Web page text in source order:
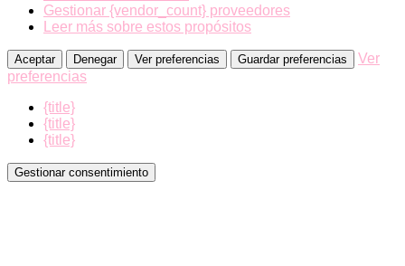
Gestionar {vendor_count} proveedores
Leer más sobre estos propósitos
Aceptar Denegar Ver preferencias Guardar preferencias
Ver
preferencias
{title}
{title}
{title}
Gestionar consentimiento